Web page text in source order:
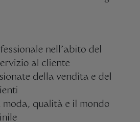
nell’abito del
al cliente
della vendita e del
moda, qualità e il mondo